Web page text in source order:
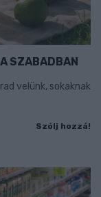
SZABADBAN
velünk, sokaknak
Szólj hozzá!